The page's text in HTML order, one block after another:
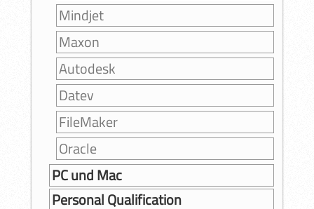
Mindjet
Maxon
Autodesk
Datev
FileMaker
Oracle
PC und Mac
Personal Qualification